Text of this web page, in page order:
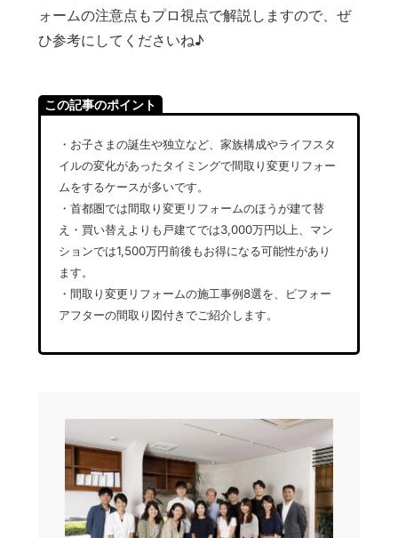
ォームの注意点もプロ視点で解説しますので、ぜ
ひ参考にしてくださいね♪
この記事のポイント
・お子さまの誕生や独立など、家族構成やライフスタ
イルの変化があったタイミングで間取り変更リフォー
ムをするケースが多いです。
・首都圏では間取り変更リフォームのほうが建て替
え・買い替えよりも戸建てでは3,000万円以上、マン
ションでは1,500万円前後もお得になる可能性があり
ます。
・間取り変更リフォームの施工事例8選を、ビフォー
アフターの間取り図付きでご紹介します。